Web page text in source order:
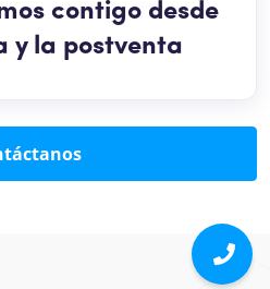
contigo desde
y la postventa